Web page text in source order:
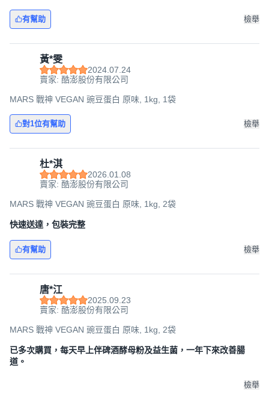
有幫助 檢舉
黃*雯
2024.07.24
賣家: 酷澎股份有限公司
MARS 戰神 VEGAN 豌豆蛋白 原味, 1kg, 1袋
對1位有幫助 檢舉
杜*淇
2026.01.08
賣家: 酷澎股份有限公司
MARS 戰神 VEGAN 豌豆蛋白 原味, 1kg, 2袋
快速送達，包裝完整
有幫助 檢舉
唐*江
2025.09.23
賣家: 酷澎股份有限公司
MARS 戰神 VEGAN 豌豆蛋白 原味, 1kg, 2袋
已多次購買，每天早上伴碑酒酵母粉及益生菌，一年下來改善腸
道。
檢舉